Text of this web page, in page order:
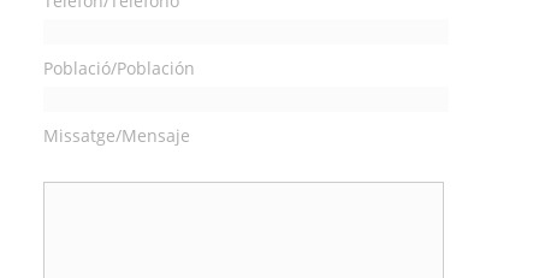
Població/Población
Missatge/Mensaje